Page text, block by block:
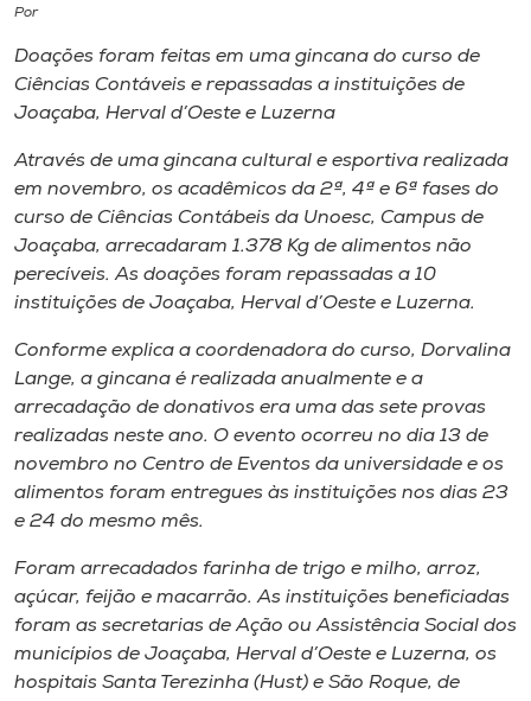
CPA
Biblioteca
Editora
Museu
Unoesc
Store
Selecione
o idioma
Por
Doações foram feitas em uma gincana do curso de
Ciências Contáveis e repassadas a instituições de
Joaçaba, Herval d’Oeste e Luzerna
Através de uma gincana cultural e esportiva realizada
em novembro, os acadêmicos da 2ª, 4ª e 6ª fases do
curso de Ciências Contábeis da Unoesc, Campus de
Joaçaba, arrecadaram 1.378 Kg de alimentos não
perecíveis. As doações foram repassadas a 10
instituições de Joaçaba, Herval d’Oeste e Luzerna.
Conforme explica a coordenadora do curso, Dorvalina
Lange, a gincana é realizada anualmente e a
arrecadação de donativos era uma das sete provas
realizadas neste ano. O evento ocorreu no dia 13 de
novembro no Centro de Eventos da universidade e os
alimentos foram entregues às instituições nos dias 23
e 24 do mesmo mês.
Foram arrecadados farinha de trigo e milho, arroz,
açúcar, feijão e macarrão. As instituições beneficiadas
foram as secretarias de Ação ou Assistência Social dos
municípios de Joaçaba, Herval d’Oeste e Luzerna, os
hospitais Santa Terezinha (Hust) e São Roque, de